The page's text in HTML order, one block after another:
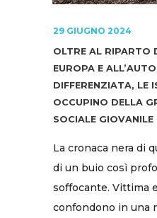
29 GIUGNO 2024
OLTRE AL RIPARTO
EUROPA E
DIFFERENZIATA, LE
OCCUPINO DELLA
SOCIALE GIOVANILE
La cronaca nera di
di un buio così
soffocante. Vittima
confondono in una